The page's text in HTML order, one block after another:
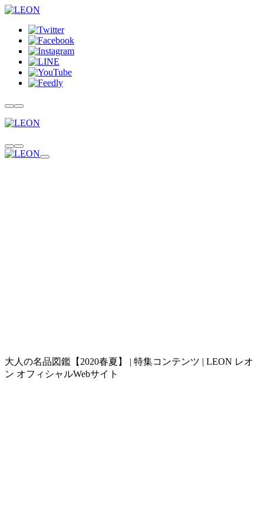
大人の名品図鑑【2020春夏】 | 特集コンテンツ | LEON レオ
ン オフィシャルWebサイト